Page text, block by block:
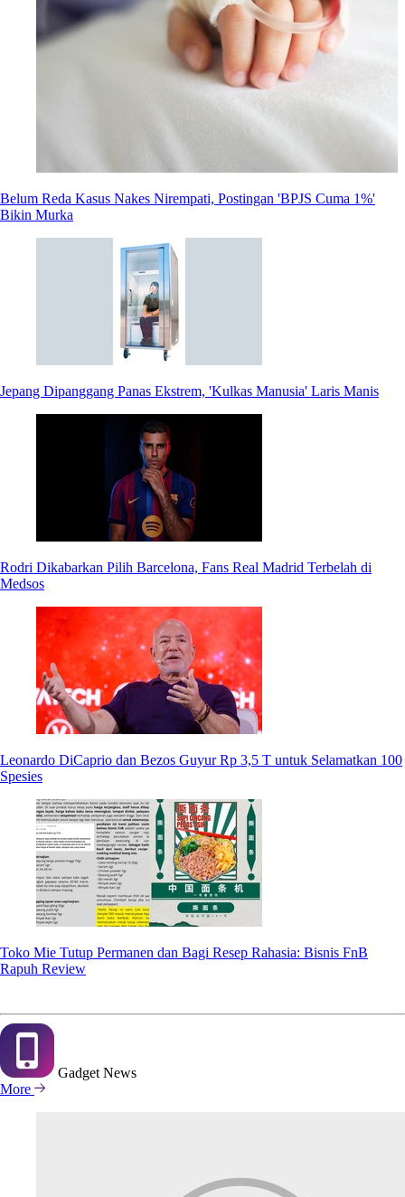
Belum Reda Kasus Nakes Nirempati, Postingan 'BPJS Cuma 1%'
Bikin Murka
Jepang Dipanggang Panas Ekstrem, 'Kulkas Manusia' Laris Manis
Rodri Dikabarkan Pilih Barcelona, Fans Real Madrid Terbelah di
Medsos
Leonardo DiCaprio dan Bezos Guyur Rp 3,5 T untuk Selamatkan 100
Spesies
Toko Mie Tutup Permanen dan Bagi Resep Rahasia: Bisnis FnB
Rapuh Review
Gadget News
More